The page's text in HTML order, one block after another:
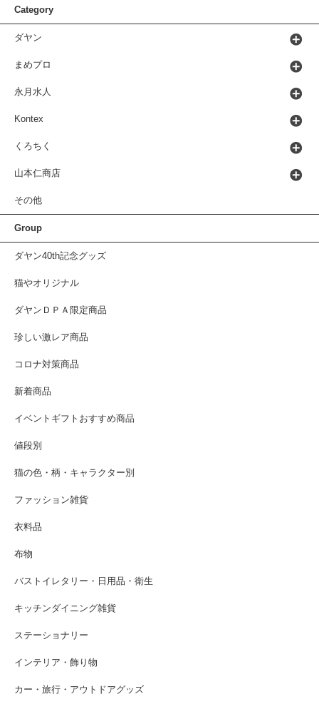
Category
ダヤン
まめプロ
永月水人
Kontex
くろちく
山本仁商店
その他
Group
ダヤン40th記念グッズ
猫やオリジナル
ダヤンＤＰＡ限定商品
珍しい激レア商品
コロナ対策商品
新着商品
イベントギフトおすすめ商品
値段別
猫の色・柄・キャラクター別
ファッション雑貨
衣料品
布物
バストイレタリー・日用品・衛生
キッチンダイニング雑貨
ステーショナリー
インテリア・飾り物
カー・旅行・アウトドアグッズ